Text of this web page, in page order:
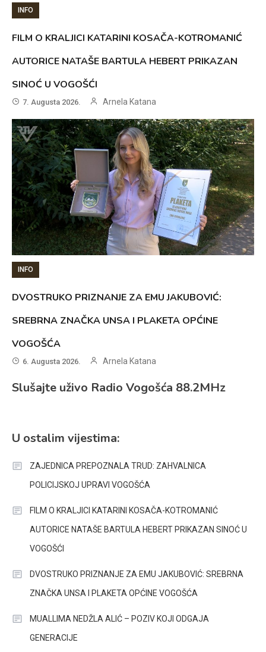
INFO
FILM O KRALJICI KATARINI KOSAČA-KOTROMANIĆ
AUTORICE NATAŠE BARTULA HEBERT PRIKAZAN
SINOĆ U VOGOŠĆI
7. Augusta 2026. Arnela Katana
INFO
DVOSTRUKO PRIZNANJE ZA EMU JAKUBOVIĆ:
SREBRNA ZNAČKA UNSA I PLAKETA OPĆINE
VOGOŠĆA
6. Augusta 2026. Arnela Katana
Slušajte uživo Radio Vogošća 88.2MHz
U ostalim vijestima:
ZAJEDNICA PREPOZNALA TRUD: ZAHVALNICA
POLICIJSKOJ UPRAVI VOGOŠĆA
FILM O KRALJICI KATARINI KOSAČA-KOTROMANIĆ
AUTORICE NATAŠE BARTULA HEBERT PRIKAZAN SINOĆ U
VOGOŠĆI
DVOSTRUKO PRIZNANJE ZA EMU JAKUBOVIĆ: SREBRNA
ZNAČKA UNSA I PLAKETA OPĆINE VOGOŠĆA
MUALLIMA NEDŽLA ALIĆ – POZIV KOJI ODGAJA
GENERACIJE